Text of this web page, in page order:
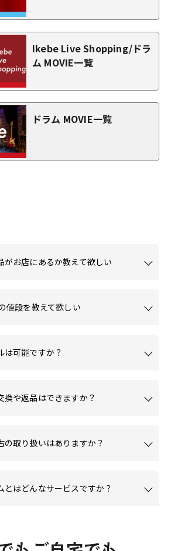
Ikebe Live Shopping/ドラ
ム MOVIE一覧
ドラム MOVIE一覧
がお店にあるか教えて欲しい
値段を教えて欲しい
は可能ですか？
換や返品はできますか？
の取り扱いはありますか？
とはどんなサービスですか？